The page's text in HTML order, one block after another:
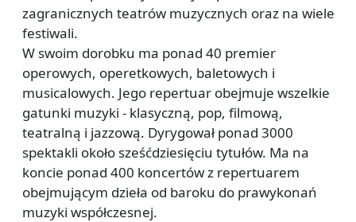
zagranicznych teatrów muzycznych oraz na wiele
festiwali.
W swoim dorobku ma ponad 40 premier
operowych, operetkowych, baletowych i
musicalowych. Jego repertuar obejmuje wszelkie
gatunki muzyki - klasyczną, pop, filmową,
teatralną i jazzową. Dyrygował ponad 3000
spektakli około sześćdziesięciu tytułów. Ma na
koncie ponad 400 koncertów z repertuarem
obejmującym dzieła od baroku do prawykonań
muzyki współczesnej.